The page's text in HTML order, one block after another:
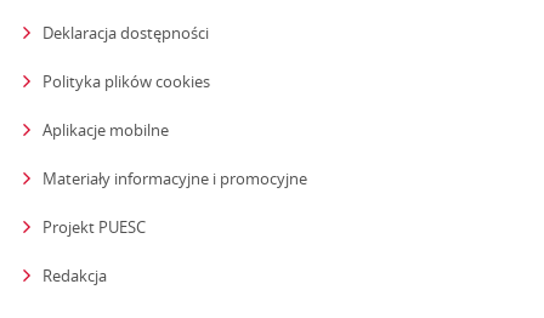
Deklaracja dostępności
Polityka plików cookies
Aplikacje mobilne
Materiały informacyjne i promocyjne
Projekt PUESC
Redakcja